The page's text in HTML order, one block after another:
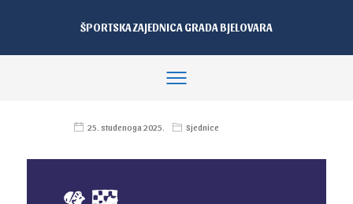
ŠPORTSKA ZAJEDNICA GRADA BJELOVARA
25. studenoga 2025. Sjednice